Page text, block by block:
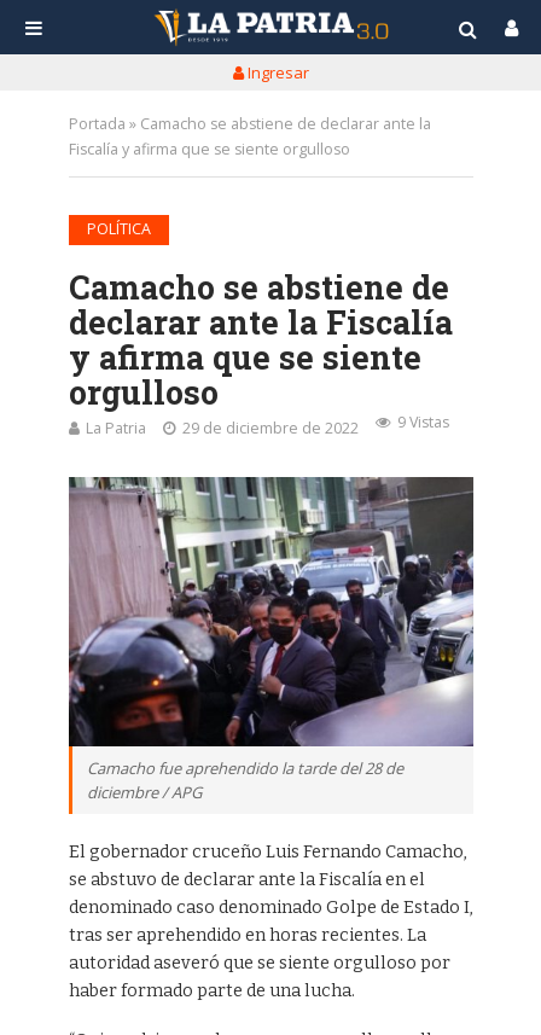
Ingresar
Portada » Camacho se abstiene de declarar ante la
Fiscalía y afirma que se siente orgulloso
POLÍTICA
Camacho se abstiene de
declarar ante la Fiscalía
y afirma que se siente
orgulloso
La Patria 29 de diciembre de 2022 9 Vistas
Camacho fue aprehendido la tarde del 28 de
diciembre / APG
El gobernador cruceño Luis Fernando Camacho,
se abstuvo de declarar ante la Fiscalía en el
denominado caso denominado Golpe de Estado I,
tras ser aprehendido en horas recientes. La
autoridad aseveró que se siente orgulloso por
haber formado parte de una lucha.